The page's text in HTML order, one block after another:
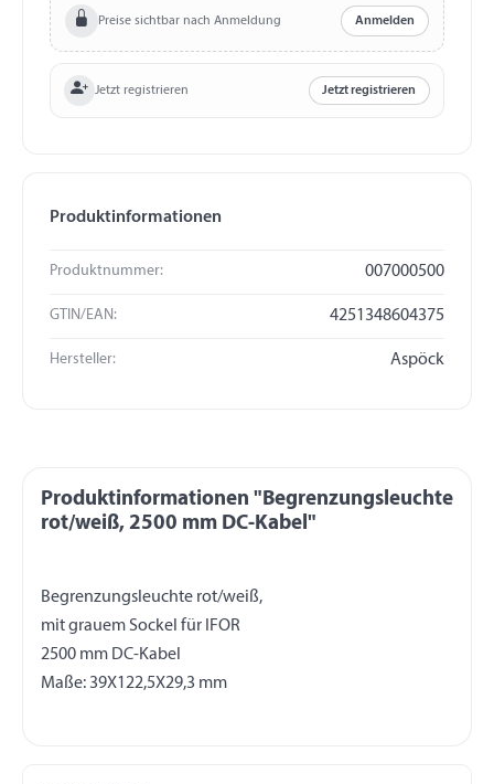
Preise sichtbar nach Anmeldung Anmelden
Jetzt registrieren Jetzt registrieren
Produktinformationen
Produktnummer: 007000500
GTIN/EAN: 4251348604375
Hersteller: Aspöck
Produktinformationen "Begrenzungsleuchte
rot/weiß, 2500 mm DC-Kabel"
Begrenzungsleuchte rot/weiß,
mit grauem Sockel für IFOR
2500 mm DC-Kabel